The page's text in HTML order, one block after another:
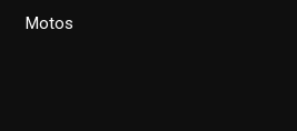
Motos